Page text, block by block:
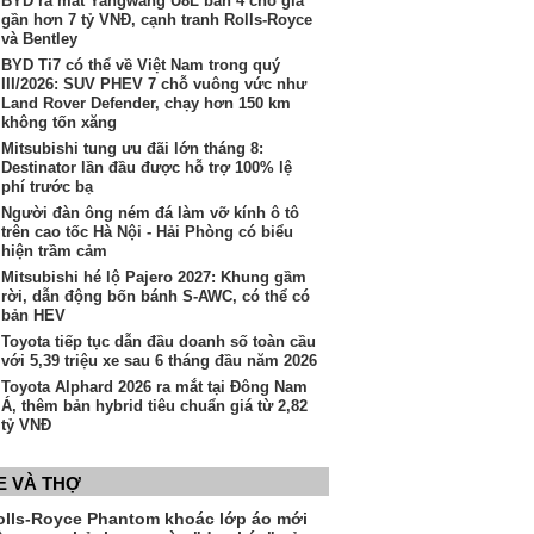
gần hơn 7 tỷ VNĐ, cạnh tranh Rolls-Royce
và Bentley
BYD Ti7 có thể về Việt Nam trong quý
III/2026: SUV PHEV 7 chỗ vuông vức như
Land Rover Defender, chạy hơn 150 km
không tốn xăng
Mitsubishi tung ưu đãi lớn tháng 8:
Destinator lần đầu được hỗ trợ 100% lệ
phí trước bạ
Người đàn ông ném đá làm vỡ kính ô tô
trên cao tốc Hà Nội - Hải Phòng có biểu
hiện trầm cảm
Mitsubishi hé lộ Pajero 2027: Khung gầm
rời, dẫn động bốn bánh S-AWC, có thể có
bản HEV
Toyota tiếp tục dẫn đầu doanh số toàn cầu
với 5,39 triệu xe sau 6 tháng đầu năm 2026
Toyota Alphard 2026 ra mắt tại Đông Nam
Á, thêm bản hybrid tiêu chuẩn giá từ 2,82
tỷ VNĐ
VÀ THỢ
Royce Phantom khoác lớp áo mới